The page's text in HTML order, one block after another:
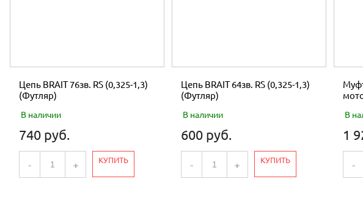
Цепь BRAIT 76зв. RS (0,325-1,3)
(Футляр)
В наличии
740 руб.
- + КУПИТЬ
Цепь BRAIT 64зв. RS (0,325-1,3)
(Футляр)
В наличии
600 руб.
- + КУПИТЬ
В
1
-